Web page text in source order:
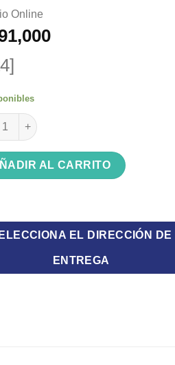
Online
Tomaselli R29 Oxea Riddich
AL CARRITO
EL DIRECCIÓN DE
ENTREGA